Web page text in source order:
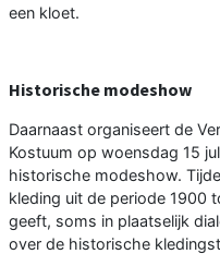
een kloet.
Historische modeshow
Daarnaast organiseert de
Kostuum op woensdag 15
historische modeshow.
kleding uit de periode 1900
geeft, soms in plaatselijk
over de historische